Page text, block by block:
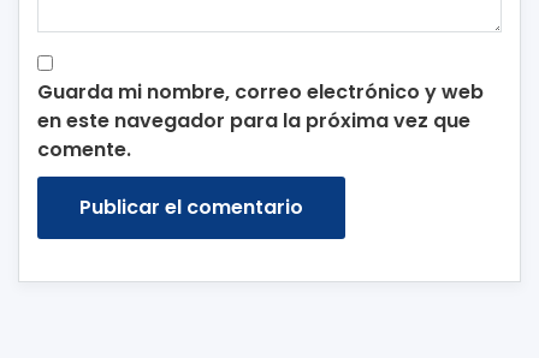
Guarda mi nombre, correo electrónico y web
en este navegador para la próxima vez que
comente.